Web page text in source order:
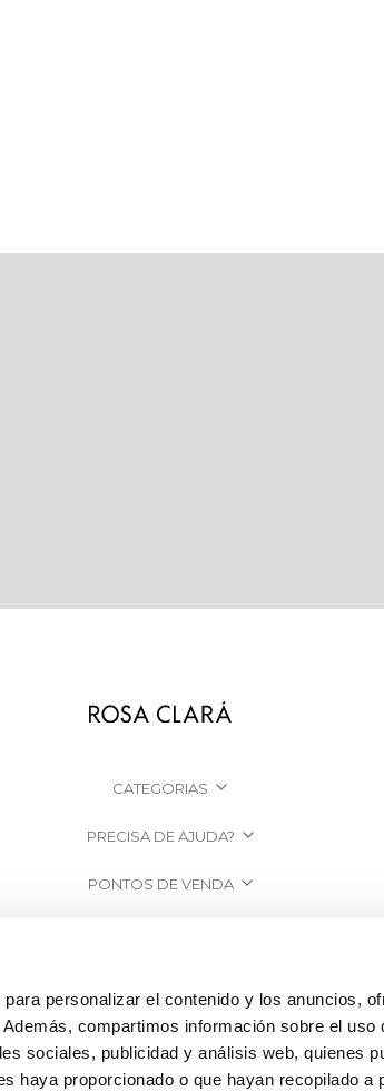
personalizar el contenido y los anuncios,
compartimos información sobre el uso
sociales, publicidad y análisis web, quienes
haya proporcionado o que hayan recopilado a
CATEGORIAS
PRECISA DE AJUDA?
PONTOS DE VENDA